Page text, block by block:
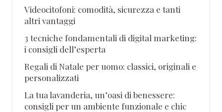
Videocitofoni: comodità, sicurezza e tanti
altri vantaggi
3 tecniche fondamentali di digital marketing:
i consigli dell’esperta
Regali di Natale per uomo: classici, originali e
personalizzati
La tua lavanderia, un’oasi di benessere:
consigli per un ambiente funzionale e chic